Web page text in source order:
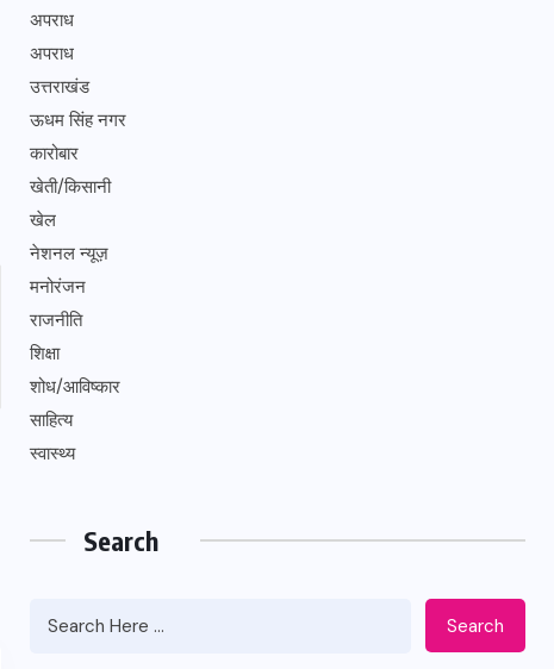
अपराध
अपराध
उत्तराखंड
ऊधम सिंह नगर
कारोबार
खेती/किसानी
खेल
नेशनल न्यूज़
मनोरंजन
राजनीति
शिक्षा
शोध/आविष्कार
साहित्य
स्वास्थ्य
Search
Search